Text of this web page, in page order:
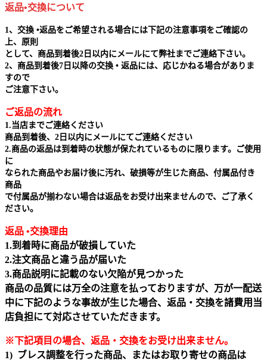
返品•交換について
1、交換 •返品をご希望される場合には下記の注意事項をご確認の
上、原則
として、商品到着後2日以内にメールにて弊社までご連絡下さい。
2、商品到着後7日以降の交換 • 返品には、応じかねる場合がありま
すので
ご注意下さい。
ご返品の流れ
1.当店までご連絡ください
商品到着後、2日以内にメールにてご連絡ください
2.商品の返品は到着時の状態が保たれているものに限ります。ご使用
に
なられた商品やお届け後に汚れ、破損等が生じた商品、付属品付き
商品
で付属品が揃わない場合は返品をお受け出来ませんので、ご了承く
ださい。
返品 •交換理由
1.到着時に商品が破損していた
2.注文商品と違う品が届いた
3.商品説明に記載のない欠陥が見つかった
商品の品質には万全の注意を払っておりますが、万が一配送
中に下記のような事故が生じた場合、返品・交換を諸費用当
店負担にて対応させていただきます。
※下記項目の場合、返品・交換をお受け出来ません｡
1) ブレス調整を行った商品、またはお取り寄せの商品は